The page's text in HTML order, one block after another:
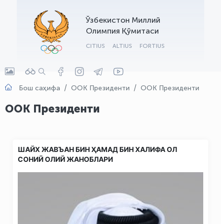
Ўзбекистон Миллий
Олимпия Қўмитаси
CITIUS ALTIUS FORTIUS
Бош саҳифа ООК Президенти ООК Президенти
ООК Президенти
ШАЙХ ЖАВЪАН БИН ҲАМАД БИН ХАЛИФА ОЛ
СОНИЙ ОЛИЙ ЖАНОБЛАРИ
OLYMPCHIK AI - yordamchi
Онлайн · olympic.uz